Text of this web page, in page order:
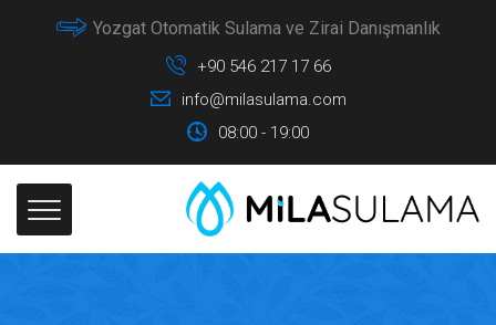
Yozgat Otomatik Sulama ve Zirai Danışmanlık
+90 546 217 17 66
info@milasulama.com
08:00 - 19:00